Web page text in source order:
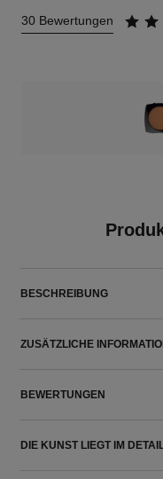
30 Bewertungen
BESCHREIBUNG
ZUSÄTZLICHE
BEWERTUNGEN
DIE KUNST LIEGT IM